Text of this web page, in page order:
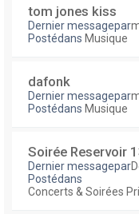
tom jones kiss
Dernier messagepar
Postédans Musique
dafonk
Dernier messagepar
Postédans Musique
Soirée Reservoir
Dernier messagepar
Postédans
Concerts & Soirées